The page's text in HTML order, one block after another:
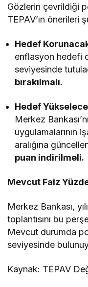
Gözlerin çevrildiği
TEPAV’ın önerileri
Hedef
enflasyon hedefi
seviyesinde
bırakılmalı.
Hedef
Merkez
uygulamalarının
aralığına
puan indirilmeli.
Mevcut Faiz
Merkez Bankası,
toplantısını bu
Mevcut durumda
seviyesinde
Kaynak: TEPAV